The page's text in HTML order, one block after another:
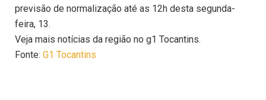
previsão de normalização até as 12h desta segunda-
feira, 13.
Veja mais notícias da região no g1 Tocantins.
Fonte: G1 Tocantins